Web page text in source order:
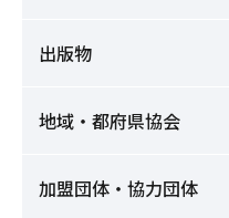
出版物
地域・都府県協会
加盟団体・協力団体